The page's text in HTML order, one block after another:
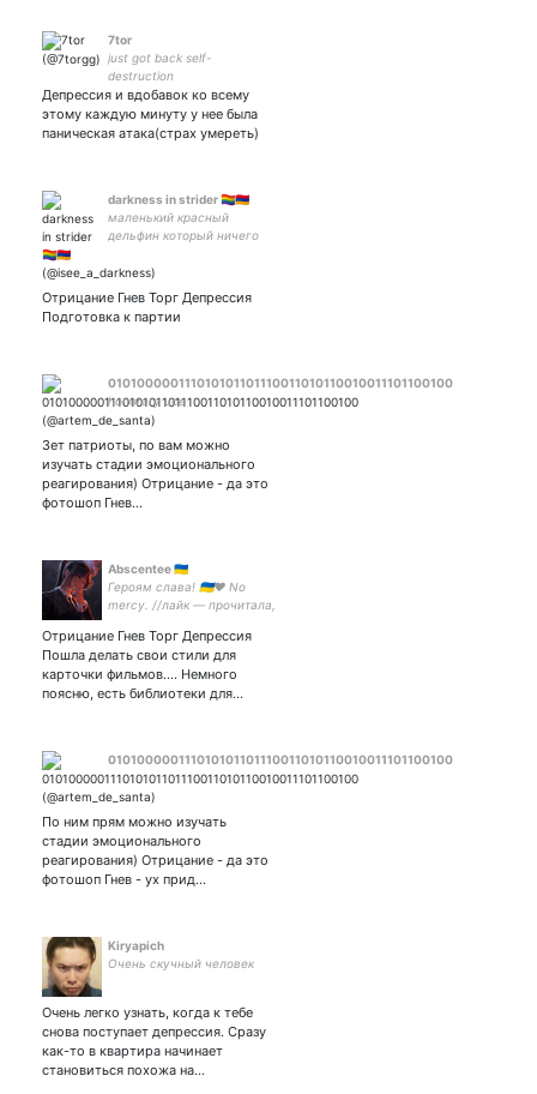
7tor
just got back self-
destruction
Депрессия и вдобавок ко всему
этому каждую минуту у нее была
паническая атака(страх умереть)
darkness in strider 🏳‍🌈🇦🇲
маленький красный
дельфин который ничего
молодоснейпово
мечей, кидая d20
Отрицание Гнев Торг Депрессия
Подготовка к партии
010100000111010101101110011010110010011101100100
honorary uce
Зет патриоты, по вам можно
изучать стадии эмоционального
реагирования) Отрицание - да это
фотошоп Гнев…
Abscentee 🇺🇦
Героям слава! 🇺🇦❤️ No
mercy. //лайк — прочитала,
обсудим.//На входе в акк
лежат таблички 'сарказм'
— запаситесь. Арт на аве
Guweiz
Отрицание Гнев Торг Депрессия
Пошла делать свои стили для
карточки фильмов.... Немного
поясню, есть библиотеки для…
010100000111010101101110011010110010011101100100
По ним прям можно изучать
стадии эмоционального
реагирования) Отрицание - да это
фотошоп Гнев - ух прид…
Kiryapich
Очень скучный человек
Очень легко узнать, когда к тебе
снова поступает депрессия. Сразу
как-то в квартира начинает
становиться похожа на…